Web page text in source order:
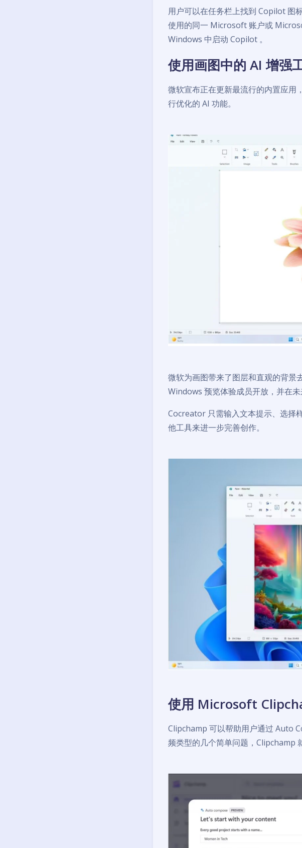
用户可以在任务栏上找到 Copilot 图
使用的同一 Microsoft 账户或
Windows 中启动 Copilot 。
使用画图中的 AI 增强
微软宣布正在更新最流行的内置应用
行优化的 AI 功能。
微软为画图带来了图层和直观的背
Windows 预览体验成员开放，并在未
Cocreator 只需输入文本提示、选择
他工具来进一步完善创作。
使用 Microsoft
Clipchamp 可以帮助用户通过 Auto
频类型的几个简单问题，Clipchamp